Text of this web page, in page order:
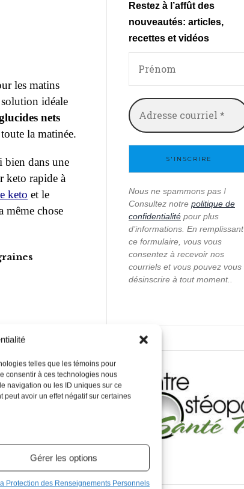
telles que les témoins pour
consentir à ces technologies nous
navigation ou les ID uniques sur ce
peut avoir un effet négatif sur certaines
Gérer les options
Protection des Renseignements Personnels
les matins
idéale
nets
la matinée.
bien dans une
keto rapide à
keto et le
même chose
en protéines
en savoir plus
Restez à l’affût des
nouveautés: articles,
recettes et vidéos
Nous ne spammons pas !
Consultez notre politique de
confidentialité pour plus
d’informations. En remplissant
ce formulaire, vous vous
consentez à recevoir nos
courriels et vous pouvez vous
désinscrire à tout moment..